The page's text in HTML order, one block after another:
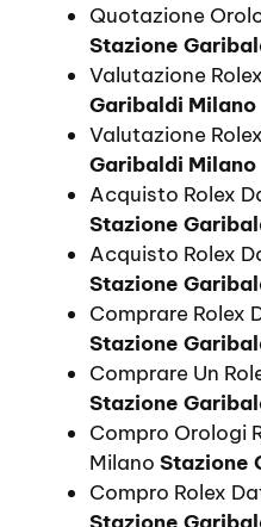
Quotazione
Stazione
Valutazione
Garibaldi Milano
Valutazione
Garibaldi Milano
Acquisto Rolex
Stazione
Acquisto Rolex
Stazione
Comprare Rolex
Stazione
Comprare Un
Stazione
Compro Orologi
Milano Stazione
Compro Rolex